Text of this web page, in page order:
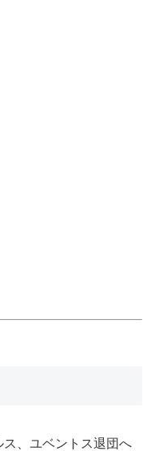
ス、ユベントス退団へ